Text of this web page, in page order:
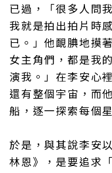
已過，「很多人問
我就是拍出拍片時
已。」他靦腆地摸
女主角們，都是我
演我。」在李安心
還有整個宇宙，而
船，逐一探索每個
於是，與其說李安
林恩》，是要追求